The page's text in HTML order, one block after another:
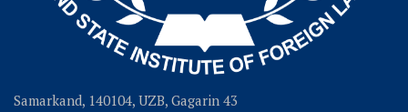
Samarkand, 140104, UZB, Gagarin 43